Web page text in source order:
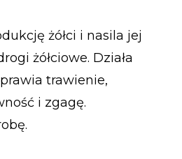
żółci i nasila jej
żółciowe. Działa
trawienie,
i zgagę.